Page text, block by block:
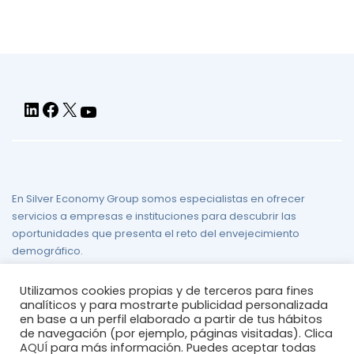
En Silver Economy Group somos especialistas en ofrecer
servicios a empresas e instituciones para descubrir las
oportunidades que presenta el reto del envejecimiento
demográfico.
Aviso legal/ Política de Privacidad/ Política de Cookies /Mapa
del sitio
Utilizamos cookies propias y de terceros para fines
analíticos y para mostrarte publicidad personalizada
en base a un perfil elaborado a partir de tus hábitos
de navegación (por ejemplo, páginas visitadas). Clica
AQUÍ para más información. Puedes aceptar todas